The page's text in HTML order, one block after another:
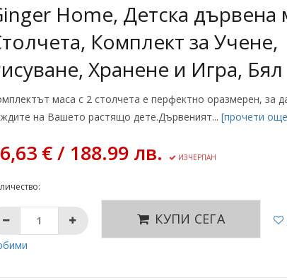
Home, Детска дървена
Комплект за Учене,
Хранене и Игра, Бял
маса с 2 столчета е перфектно оразмерен, за
на Вашето растящо дете.Дървеният... [прочети
€ / 188.99 лв. ИЗЧЕРПАН
КУПИ СЕГА